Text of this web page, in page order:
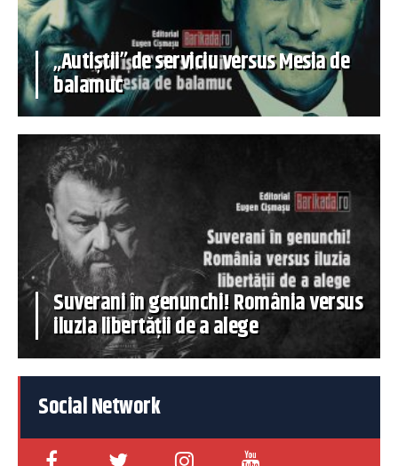
„Autiștii” de serviciu versus Mesia de
balamuc
Suverani în genunchi! România versus
iluzia libertății de a alege
Social Network